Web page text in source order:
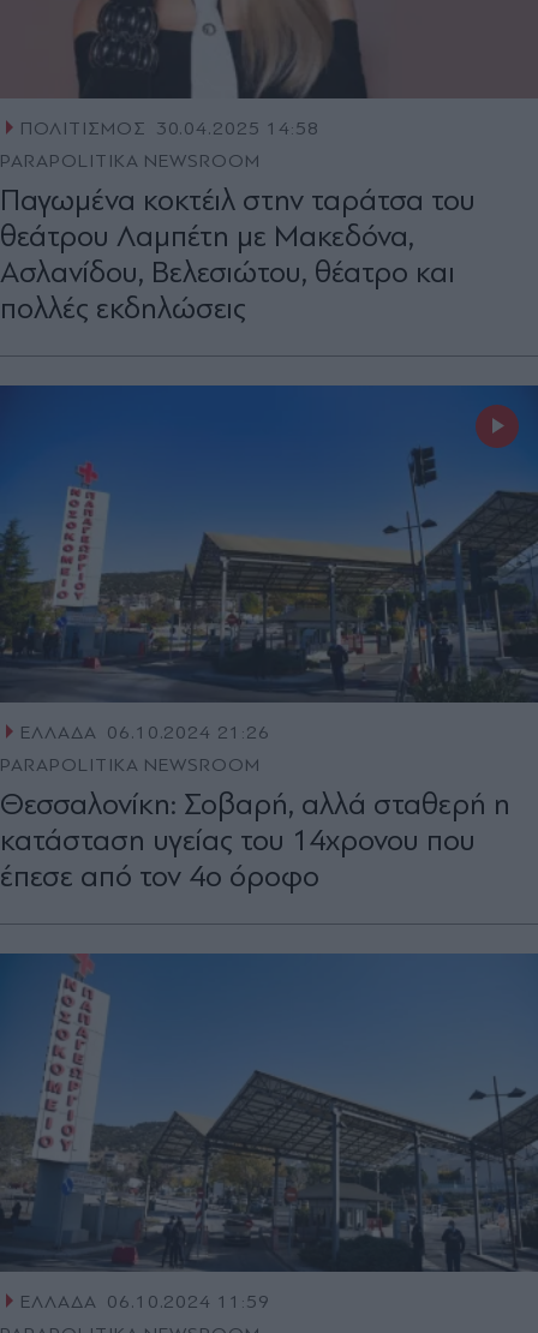
ΠΟΛΙΤΙΣΜΟΣ
30.04.2025 14:58
PARAPOLITIKA NEWSROOM
Παγωμένα κοκτέιλ στην ταράτσα του
θεάτρου Λαμπέτη με Μακεδόνα,
Ασλανίδου, Βελεσιώτου, θέατρο και
πολλές εκδηλώσεις
ΕΛΛΑΔΑ 06.10.2024 21:26
PARAPOLITIKA NEWSROOM
Θεσσαλονίκη: Σοβαρή, αλλά σταθερή η
κατάσταση υγείας του 14χρονου που
έπεσε από τον 4ο όροφο
ΕΛΛΑΔΑ 06.10.2024 11:59